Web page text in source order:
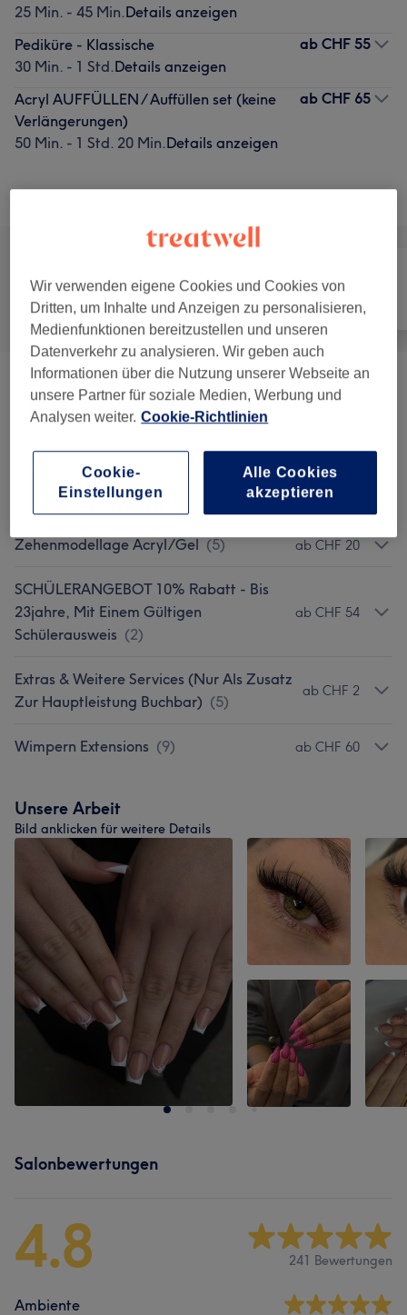
25 Min. - 45 Min.Details anzeigen
Pediküre - Klassische
30 Min. - 1 Std.Details anzeigen
ab CHF 55
Acryl AUFFÜLLEN / Auffüllen set (keine
Verlängerungen)
50 Min. - 1 Std. 20 Min.Details anzeigen
ab CHF 65
Alle Nägel Gesicht
Maniküre (4) ab CHF 20
Acryl/Gel - Nagelmodellage
(Längenangabe Bis 22.5 Mm)
)
ab CHF 0.10
Zehenmodellage Acryl/Gel (5) ab CHF 20
SCHÜLERANGEBOT 10% Rabatt - Bis
23jahre, Mit Einem Gültigen
Schülerausweis (2)
ab CHF 54
Extras & Weitere Services (Nur Als Zusatz
Zur Hauptleistung Buchbar) (5)
ab CHF 2
Wimpern Extensions (9) ab CHF 60
Unsere Arbeit
Bild anklicken für weitere Details
Salonbewertungen
4.8 241 Bewertungen
Ambiente
Wir verwenden eigene Cookies und Cookies von
Dritten, um Inhalte und Anzeigen zu personalisieren,
Medienfunktionen bereitzustellen und unseren
Datenverkehr zu analysieren. Wir geben auch
Informationen über die Nutzung unserer Webseite an
unsere Partner für soziale Medien, Werbung und
Analysen weiter. Cookie-Richtlinien
Alle Cookies
akzeptieren
Cookie-
Einstellungen